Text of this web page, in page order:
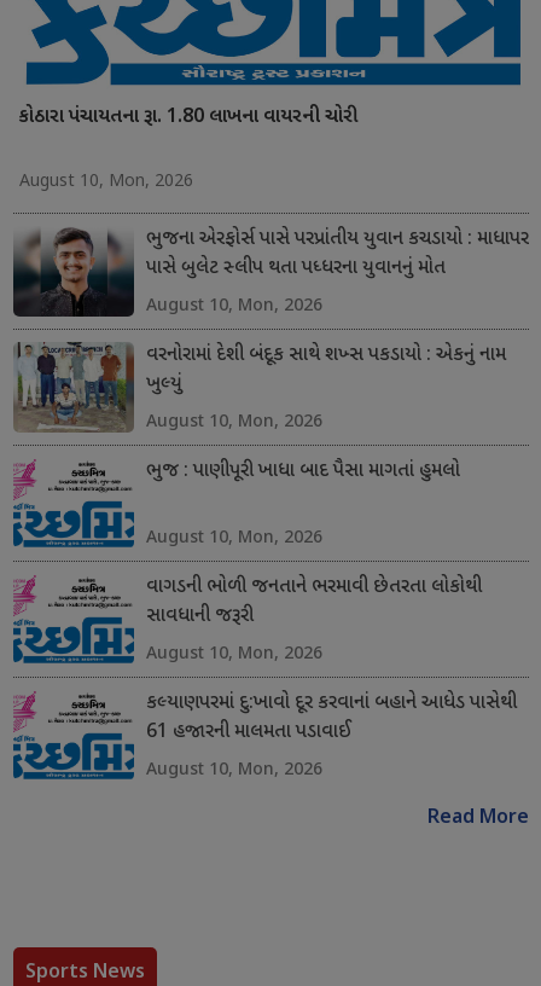
કોઠારા પંચાયતના રૂા. 1.80 લાખના વાયરની ચોરી
August 10, Mon, 2026
ભુજના એરફોર્સ પાસે પરપ્રાંતીય યુવાન કચડાયો : માધાપર
પાસે બુલેટ સ્લીપ થતા પધ્ધરના યુવાનનું મોત
August 10, Mon, 2026
વરનોરામાં દેશી બંદૂક સાથે શખ્સ પકડાયો : એકનું નામ
ખુલ્યું
August 10, Mon, 2026
ભુજ : પાણીપૂરી ખાધા બાદ પૈસા માગતાં હુમલો
August 10, Mon, 2026
વાગડની ભોળી જનતાને ભરમાવી છેતરતા લોકોથી
સાવધાની જરૂરી
August 10, Mon, 2026
કલ્યાણપરમાં દુ:ખાવો દૂર કરવાનાં બહાને આધેડ પાસેથી
61 હજારની માલમતા પડાવાઈ
August 10, Mon, 2026
Read More
Sports News